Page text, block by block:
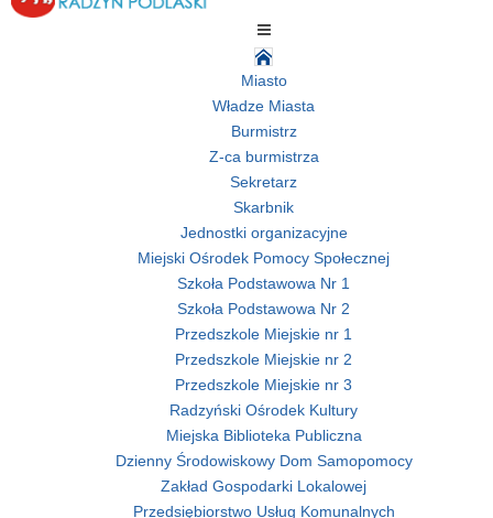
Miasto
Władze Miasta
Burmistrz
Z-ca burmistrza
Sekretarz
Skarbnik
Jednostki organizacyjne
Miejski Ośrodek Pomocy Społecznej
Szkoła Podstawowa Nr 1
Szkoła Podstawowa Nr 2
Przedszkole Miejskie nr 1
Przedszkole Miejskie nr 2
Przedszkole Miejskie nr 3
Radzyński Ośrodek Kultury
Miejska Biblioteka Publiczna
Dzienny Środowiskowy Dom Samopomocy
Zakład Gospodarki Lokalowej
Przedsiębiorstwo Usług Komunalnych